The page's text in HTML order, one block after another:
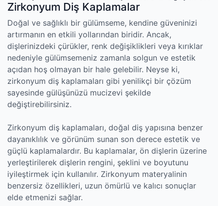
Zirkonyum Diş Kaplamalar
Doğal ve sağlıklı bir gülümseme, kendine güveninizi
artırmanın en etkili yollarından biridir. Ancak,
dişlerinizdeki çürükler, renk değişiklikleri veya kırıklar
nedeniyle gülümsemeniz zamanla solgun ve estetik
açıdan hoş olmayan bir hale gelebilir. Neyse ki,
zirkonyum diş kaplamaları gibi yenilikçi bir çözüm
sayesinde gülüşünüzü mucizevi şekilde
değiştirebilirsiniz.
Zirkonyum diş kaplamaları, doğal diş yapısına benzer
dayanıklılık ve görünüm sunan son derece estetik ve
güçlü kaplamalardır. Bu kaplamalar, ön dişlerin üzerine
yerleştirilerek dişlerin rengini, şeklini ve boyutunu
iyileştirmek için kullanılır. Zirkonyum materyalinin
benzersiz özellikleri, uzun ömürlü ve kalıcı sonuçlar
elde etmenizi sağlar.